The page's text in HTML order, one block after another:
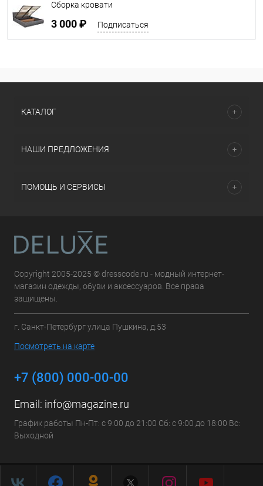
Сборка кровати
3 000 ₽ Подписаться
КАТАЛОГ
НАШИ ПРЕДЛОЖЕНИЯ
ПОМОЩЬ И СЕРВИСЫ
Copyright 2005-2025 © dresscode.ru - модный интернет-
магазин одежды, обуви и аксессуаров. Все права
защищены.
г. Санкт-Петербург улица Пушкина, д.53
Посмотреть на карте
+7 (800) 000-00-00
Email: info@magazine.ru
График работы Пн-Пт: с 9:00 до 21:00 Сб: с 9:00 до 18:00 Вс:
Выходной